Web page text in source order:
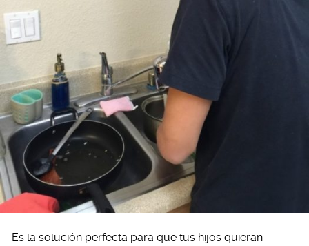
Es la solución perfecta para que tus hijos quieran